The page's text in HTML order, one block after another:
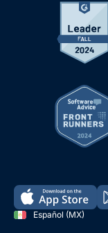
Español (MX)